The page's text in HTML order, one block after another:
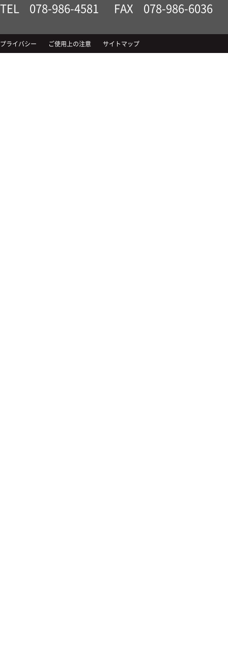
TEL 078-986-4581 FAX 078-986-6036
プライバシー ご使用上の注意 サイトマップ